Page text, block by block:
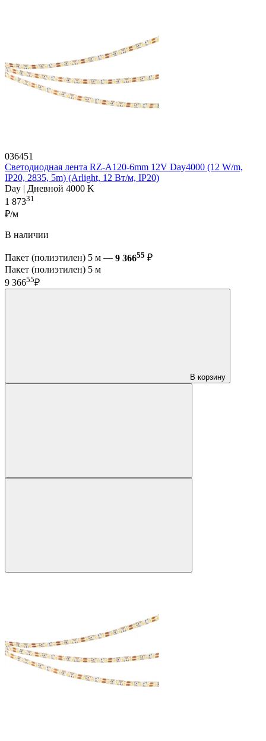
036451
Светодиодная лента RZ-A120-6mm 12V Day4000 (12 W/m,
IP20, 2835, 5m) (Arlight, 12 Вт/м, IP20)
Day | Дневной 4000 K
1 87331
₽/м
В наличии
Пакет (полиэтилен) 5 м — 9 36655 ₽
Пакет (полиэтилен) 5 м
9 36655₽
В корзину